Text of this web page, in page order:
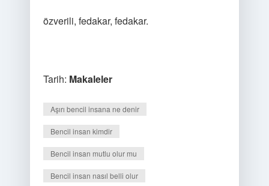
özverili, fedakar, fedakar.
Tarih: Makaleler
Aşırı bencil insana ne denir
Bencil insan kimdir
Bencil insan mutlu olur mu
Bencil insan nasıl belli olur